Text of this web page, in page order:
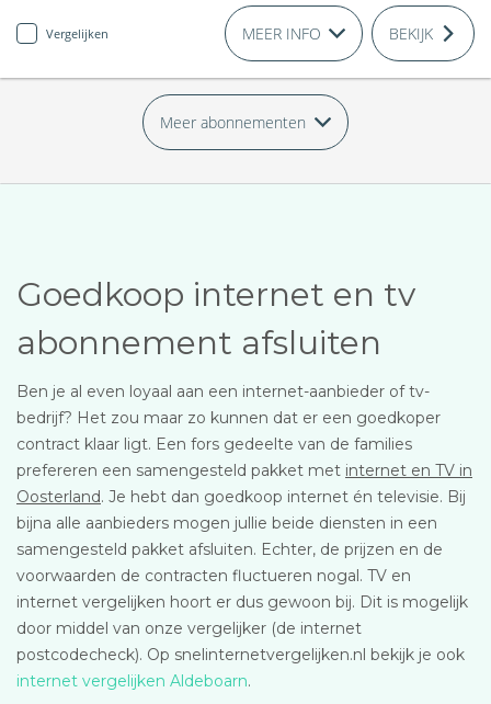
Vergelijken MEER INFO BEKIJK
Meer abonnementen
Goedkoop internet en tv
abonnement afsluiten
Ben je al even loyaal aan een internet-aanbieder of tv-
bedrijf? Het zou maar zo kunnen dat er een goedkoper
contract klaar ligt. Een fors gedeelte van de families
prefereren een samengesteld pakket met internet en TV in
Oosterland. Je hebt dan goedkoop internet én televisie. Bij
bijna alle aanbieders mogen jullie beide diensten in een
samengesteld pakket afsluiten. Echter, de prijzen en de
voorwaarden de contracten fluctueren nogal. TV en
internet vergelijken hoort er dus gewoon bij. Dit is mogelijk
door middel van onze vergelijker (de internet
postcodecheck). Op snelinternetvergelijken.nl bekijk je ook
internet vergelijken Aldeboarn.